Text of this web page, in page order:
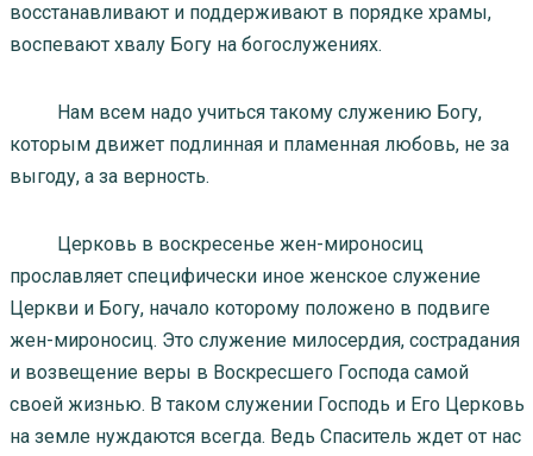
восстанавливают и поддерживают в порядке храмы,
воспевают хвалу Богу на богослужениях.
Нам всем надо учиться такому служению Богу,
которым движет подлинная и пламенная любовь, не за
выгоду, а за верность.
Церковь в воскресенье жен-мироносиц
прославляет специфически иное женское служение
Церкви и Богу, начало которому положено в подвиге
жен-мироносиц. Это служение милосердия, сострадания
и возвещение веры в Воскресшего Господа самой
своей жизнью. В таком служении Господь и Его Церковь
на земле нуждаются всегда. Ведь Спаситель ждет от нас